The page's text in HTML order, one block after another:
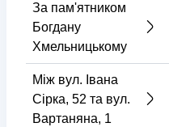
За пам'ятником
Богдану
Хмельницькому
Між вул. Івана
Сірка, 52 та вул.
Вартаняна, 1